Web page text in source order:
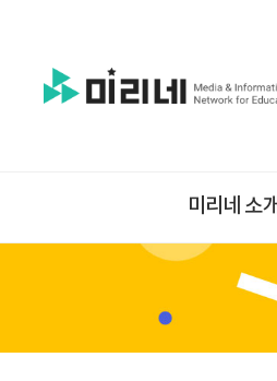
미리네 소개